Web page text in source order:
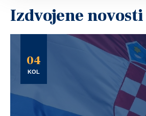
Izdvojene novosti
04
KOL